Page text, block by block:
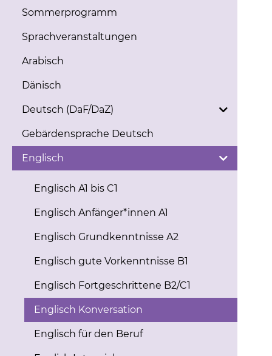
Sommerprogramm
Sprachveranstaltungen
Arabisch
Dänisch
Deutsch (DaF/DaZ)
Gebärdensprache Deutsch
Englisch
Englisch A1 bis C1
Englisch Anfänger*innen A1
Englisch Grundkenntnisse A2
Englisch gute Vorkenntnisse B1
Englisch Fortgeschrittene B2/C1
Englisch Konversation
Englisch für den Beruf